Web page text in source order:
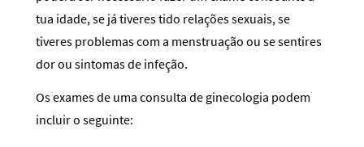
tua idade, se já tiveres tido relações sexuais, se
tiveres problemas com a menstruação ou se sentires
dor ou sintomas de infeção.
Os exames de uma consulta de ginecologia podem
incluir o seguinte: